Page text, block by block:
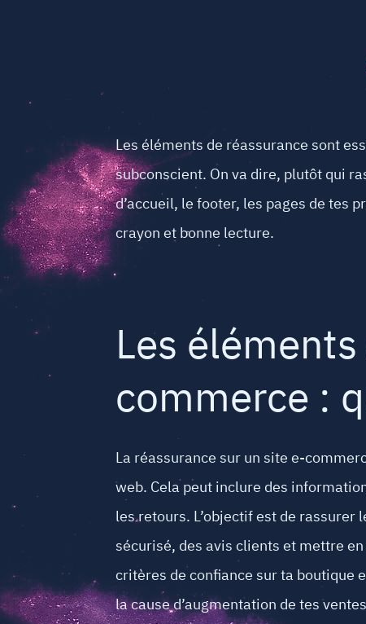
Les éléments de réassurance sont
subconscient. On va dire, plutôt qui
d’accueil, le footer, les pages de tes
crayon et bonne lecture.
Les
commerce :
La réassurance sur un site e-
web. Cela peut inclure des
les retours. L’objectif est de
sécurisé, des avis clients et mettre
critères de confiance sur ta boutique
la cause d’augmentation de tes